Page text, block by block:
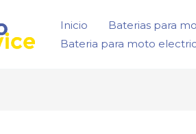
Inicio Baterias para
Bateria para moto